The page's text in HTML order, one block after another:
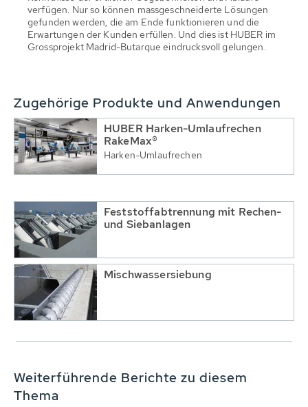
verfügen. Nur so können massgeschneiderte Lösungen
gefunden werden, die am Ende funktionieren und die
Erwartungen der Kunden erfüllen. Und dies ist HUBER im
Grossprojekt Madrid-Butarque eindrucksvoll gelungen.
Zugehörige Produkte und Anwendungen
HUBER Harken-Umlaufrechen
RakeMax®
Harken-Umlaufrechen
Feststoffabtrennung mit Rechen-
und Siebanlagen
Mischwassersiebung
Weiterführende Berichte zu diesem
Thema